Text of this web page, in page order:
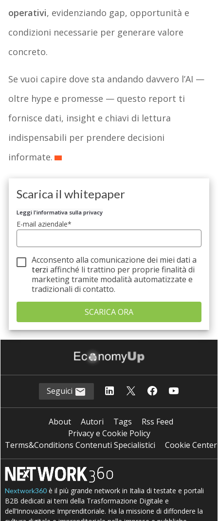
operativi, evidenziando gap, opportunità e
condizioni necessarie per generare valore
concreto.
Se vuoi capire dove sta andando davvero l’AI —
oltre hype e promesse — questo report ti
fornisce dati, insight e chiavi di lettura
indispensabili per prendere decisioni
informate.
Scarica il whitepaper
Leggi l'informativa sulla privacy
E-mail aziendale*
Acconsento alla comunicazione dei miei dati a
terzi affinché li trattino per proprie finalità di
marketing tramite modalità automatizzate e
tradizionali di contatto.
Seguici
About Autori Tags
Rss Feed
Privacy e Cookie Policy
Terms&Conditions Contenuti Specialistici
Cookie Center
Nextwork360 è il più grande network in Italia di testate e portali
B2B dedicati ai temi della Trasformazione Digitale e
dell’Innovazione Imprenditoriale. Ha la missione di diffondere la